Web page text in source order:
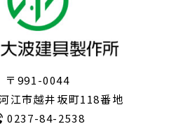
〒991-0044
江市越井坂町118番地
0237-84-2538